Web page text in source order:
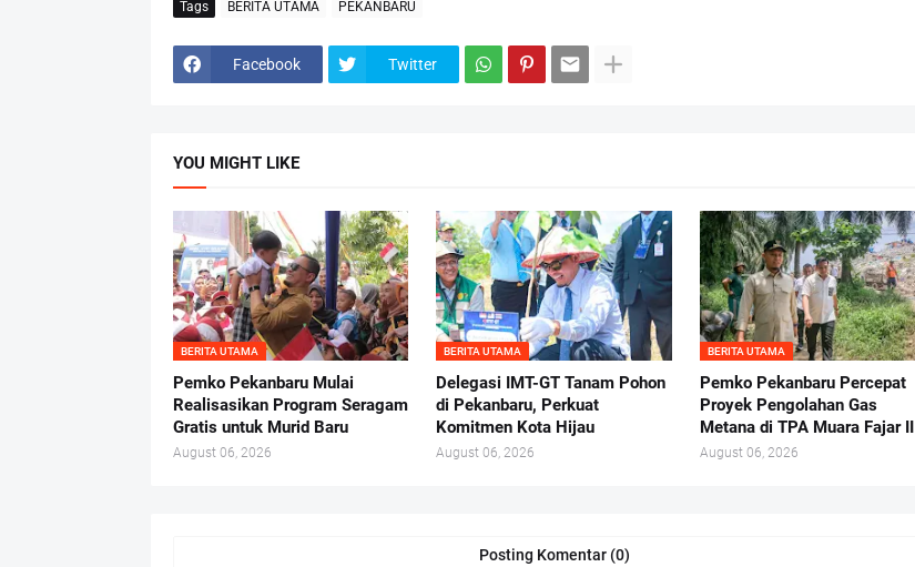
Tags BERITA UTAMA PEKANBARU
Facebook Twitter
YOU MIGHT LIKE
BERITA UTAMA
Pemko Pekanbaru Mulai
Realisasikan Program Seragam
Gratis untuk Murid Baru
August 06, 2026
BERITA UTAMA
Delegasi IMT-GT Tanam Pohon
di Pekanbaru, Perkuat
Komitmen Kota Hijau
August 06, 2026
BERITA UTAMA
Pemko Pekanbaru Percepat
Proyek Pengolahan Gas
Metana di TPA Muara Fajar II
August 06, 2026
Posting Komentar (0)